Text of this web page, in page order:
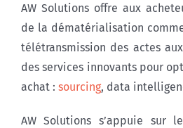
AW Solutions offre aux
de la dématérialisation
télétransmission des actes
des services innovants pour
achat : sourcing, data
AW Solutions s’appuie sur